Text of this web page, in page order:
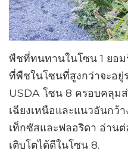
พืชที่ทนทานในโซน 1 ยอ
ที่พืชในโซนที่สูงกว่าจะอ
USDA โซน 8 ครอบคลุม
เฉียงเหนือและแนวอันกว้
เท็กซัสและฟลอริดา อ่านต่
เติบโตได้ดีในโซน 8.